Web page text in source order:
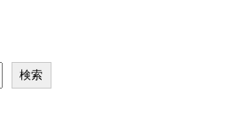
検索